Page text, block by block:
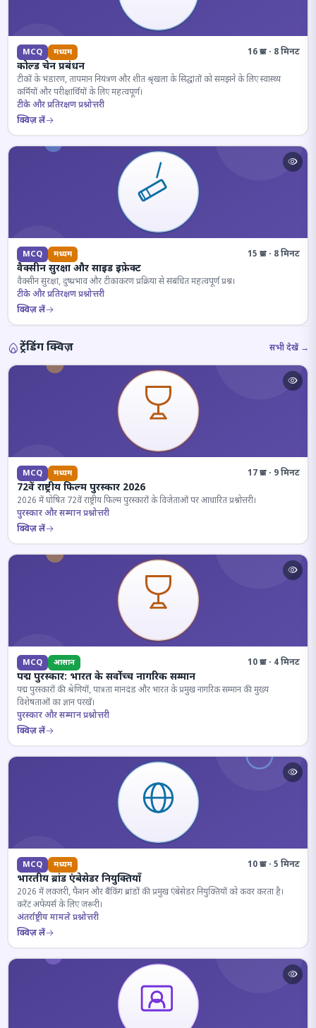
MCQ मध्यम 16 प्रश्न · 8 मिनट
कोल्ड चेन प्रबंधन
टीकों के भंडारण, तापमान नियंत्रण और शीत श्रृंखला के सिद्धांतों को समझने के लिए स्वास्थ्य
कर्मियों और परीक्षार्थियों के लिए महत्वपूर्ण।
टीके और प्रतिरक्षण प्रश्नोत्तरी
क्विज़ लें
MCQ मध्यम 15 प्रश्न · 8 मिनट
वैक्सीन सुरक्षा और साइड इफ़ेक्ट
वैक्सीन सुरक्षा, दुष्प्रभाव और टीकाकरण प्रक्रिया से संबंधित महत्वपूर्ण प्रश्न।
टीके और प्रतिरक्षण प्रश्नोत्तरी
क्विज़ लें
ट्रेंडिंग क्विज़ सभी देखें →
MCQ मध्यम 17 प्रश्न · 9 मिनट
72वें राष्ट्रीय फिल्म पुरस्कार 2026
2026 में घोषित 72वें राष्ट्रीय फिल्म पुरस्कारों के विजेताओं पर आधारित प्रश्नोत्तरी।
पुरस्कार और सम्मान प्रश्नोत्तरी
क्विज़ लें
MCQ आसान 10 प्रश्न · 4 मिनट
पद्म पुरस्कार: भारत के सर्वोच्च नागरिक सम्मान
पद्म पुरस्कारों की श्रेणियों, पात्रता मानदंड और भारत के प्रमुख नागरिक सम्मान की मुख्य
विशेषताओं का ज्ञान परखें।
पुरस्कार और सम्मान प्रश्नोत्तरी
क्विज़ लें
MCQ मध्यम 10 प्रश्न · 5 मिनट
भारतीय ब्रांड एंबेसेडर नियुक्तियाँ
2026 में लक्जरी, फैशन और बैंकिंग ब्रांडों की प्रमुख एंबेसेडर नियुक्तियों को कवर करता है।
करेंट अफेयर्स के लिए जरूरी।
अंतर्राष्ट्रीय मामले प्रश्नोत्तरी
क्विज़ लें